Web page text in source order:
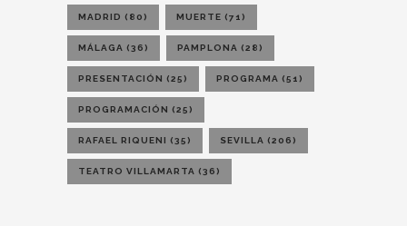
MADRID (80) MUERTE (71)
MÁLAGA (36) PAMPLONA (28)
PRESENTACIÓN (25) PROGRAMA (51)
PROGRAMACIÓN (25)
RAFAEL RIQUENI (35) SEVILLA (206)
TEATRO VILLAMARTA (36)